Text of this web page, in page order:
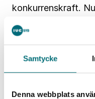
Samtycke
Denna webbplats
konkurrenskraft.
från företag som
man ut av att delta?
du veta mer om
Greyling, IUC Syd,
03.
Hemsida CoSkill